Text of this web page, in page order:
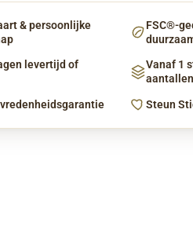
& persoonlijke
FSC®-
levertijd of
Vanaf 1
aantallen
Steun